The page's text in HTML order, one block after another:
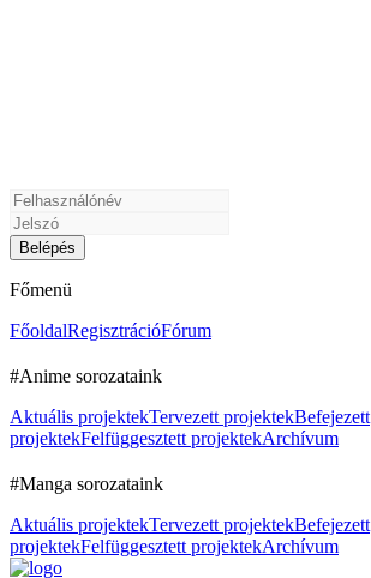
Főmenü
FőoldalRegisztrációFórum
#Anime sorozataink
Aktuális projektekTervezett projektekBefejezett
projektekFelfüggesztett projektekArchívum
#Manga sorozataink
Aktuális projektekTervezett projektekBefejezett
projektekFelfüggesztett projektekArchívum